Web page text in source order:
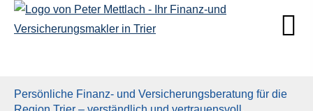
Persönliche Finanz- und Versicherungsberatung für die